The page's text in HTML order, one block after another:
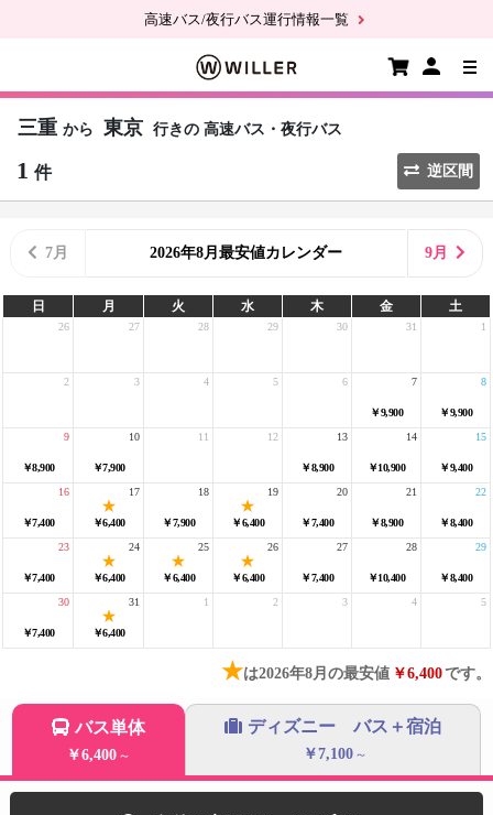
高速バス/夜行バス運行情報一覧
三重 から 東京 行きの 高速バス・夜行バス
1 件 逆区間
7月 2026年8月最安値カレンダー 9月
日 月 火 水 木 金 土
26 27 28 29 30 31 1
2 3 4 5 6
￥9,900
7
￥9,900
8
￥8,900
9
￥7,900
10 11 12
￥8,900
13
￥10,900
14
￥9,400
15
￥7,400
16
￥6,400
17
￥7,900
18
￥6,400
19
￥7,400
20
￥8,900
21
￥8,400
22
￥7,400
23
￥6,400
24
￥6,400
25
￥6,400
26
￥7,400
27
￥10,400
28
￥8,400
29
￥7,400
30
￥6,400
31 1 2 3 4 5
★は2026年8月の最安値 ￥6,400です。
バス単体
￥6,400 ～
ディズニー バス＋宿泊
￥7,100 ～